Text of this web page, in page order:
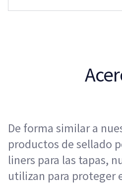
De forma similar a
productos de sellado
liners para las tapas,
utilizan para proteger